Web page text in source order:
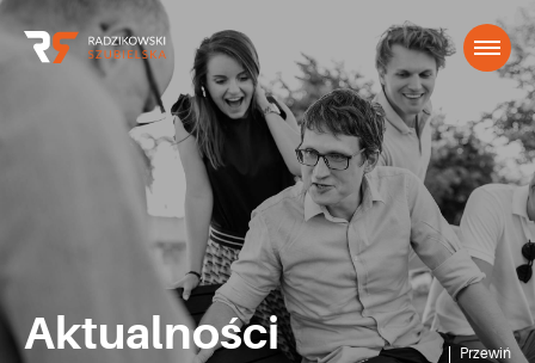
Aktualności Przewiń